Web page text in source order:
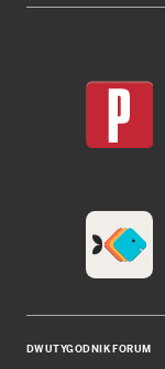
DWUTYGODNIK FORUM